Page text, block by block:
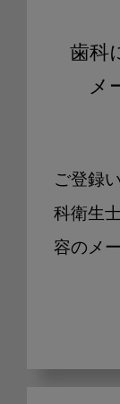
歯科
メ
ご登録
科衛生
容のメ